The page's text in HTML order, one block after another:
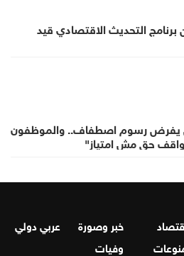
ضمن برنامج التحديث الاقتصادي قيد
يفرض رسوم اصطفاف.. والموظفون
حق مش امتياز"
خبر وصورة
عربي دولي
وفيات